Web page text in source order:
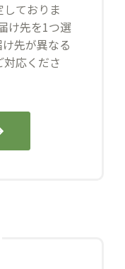
ておりま
け先を1つ選
先が異なる
応くださ